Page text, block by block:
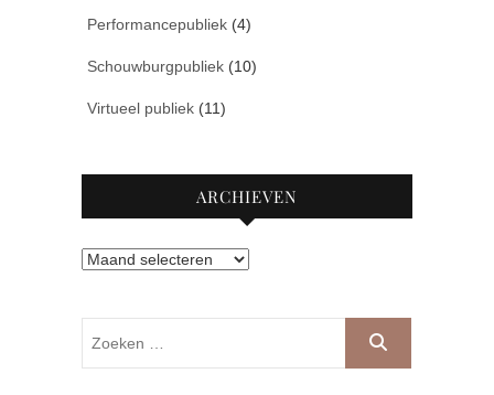
Performancepubliek (4)
Schouwburgpubliek (10)
Virtueel publiek (11)
ARCHIEVEN
Archieven
Zoeken